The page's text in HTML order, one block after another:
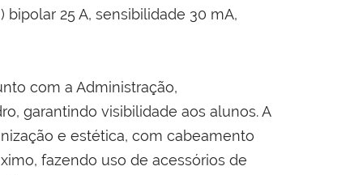
25 A, sensibilidade 30 mA,
com a Administração,
garantindo visibilidade aos alunos. A
e estética, com cabeamento
fazendo uso de acessórios de